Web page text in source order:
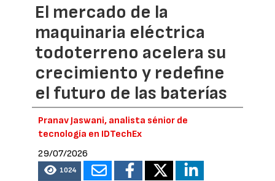
El mercado de la
maquinaria eléctrica
todoterreno acelera su
crecimiento y redefine
el futuro de las baterías
Pranav Jaswani, analista sénior de
tecnología en IDTechEx
29/07/2026
1024